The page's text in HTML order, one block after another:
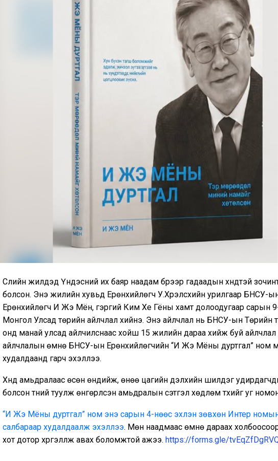
Сүүлийн жилүүдэд Үндэсний их баяр наадам бүрээр гадаадын хүндтэй
болсон. Энэ жилийн хувьд Ерөнхийлөгч У.Хүрэлсүхийн урилгаар БНСУ-
Ерөнхийлөгч И Жэ Мён, гэргий Ким Хе Гёны хамт долоодугаар сарын
Монгол Улсад төрийн айлчлал хийнэ. Энэ айлчлал нь БНСУ-ын Төрийн
онд манай улсад айлчилснаас хойш 15 жилийн дараа хийж буй айлчлал
айлчлалын өмнө БНСУ-ын Ерөнхийлөгчийн “И Жэ Мёны дуртгал” ном
худалдаанд гарч эхэллээ.
Хүнд амьдралаас өсөн өндийж, өнөө цагийн дэлхийн шилдэг
болсон түүний туулж өнгөрүүлсэн амьдралын сэтгэл хөдлөм түүхийг уг
“И Жэ Мёны дуртгал” ном энэ сарын 4-нөөс эхлэн зөвхөн Интер номын
салбараар худалдаалж эхэллээ. Мөн наадмаас өмнө дараах холбоосоор
хот дотор хүргэлүүлж авах боломжтой ажээ. https://forms.gle/